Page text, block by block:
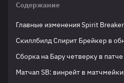
Содержание
Главные изменения Spirit
Скиллбилд Спирит Брейкер в
Сборка на Бару четверку в
Матчап SB: винрейт в